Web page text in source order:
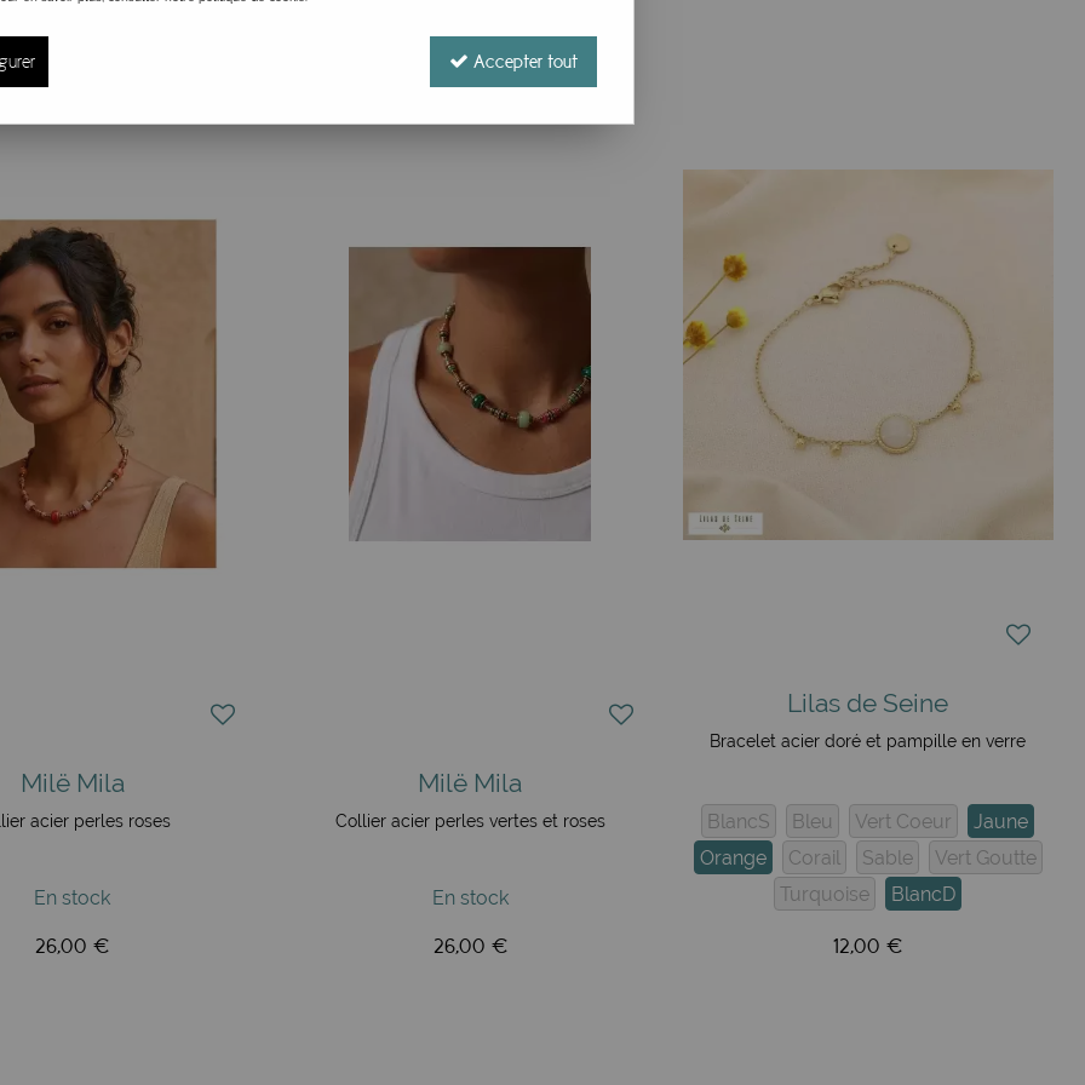
(créoles et à clou), bracelets, notamment les magnifiques bracelets multi rangs, des bagues et colliers qui
Les bijoux femme Milë Mila peuvent se porter en toute sobriété ou au contraire, vous pouvez les porter avec
appelle le stacking. De même, si le côté un peu trop convenu de la parure vous ennuie, avec Milë Mila, vous
année les bijoux Lolilota, aussi appelés Lol Bijoux, qui sont aussi produit par la marque Milë Mila... A ce titre,
revendeur officiel de cette marque de bijoux fantaisie au grand succès !
Shop2shop de Chronopost et Lettre Suivie... Et sinon jetez un oeil à nos accessoires mode qui font de superbes idée
Milë Mila
acier perles roses
En stock
26,00 €
Milë Mila
Collier acier perles vertes et roses
En stock
26,00 €
Lilas de Seine
Bracelet acier doré et pampille en verre
BlancS Bleu Vert Coeur
Jaune
Orange
Corail Sable
Vert Goutte
Turquoise
BlancD
12,00 €
Accepter tout